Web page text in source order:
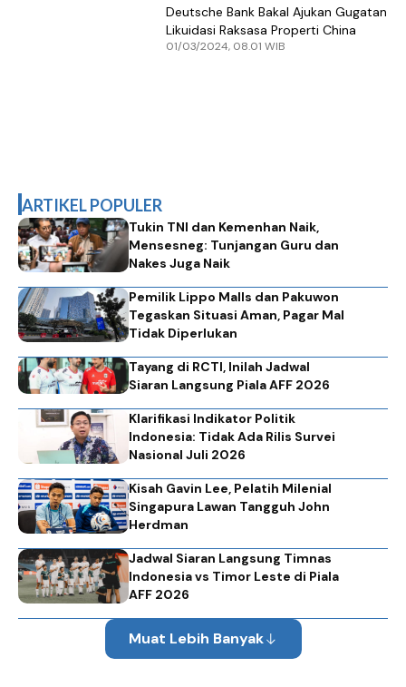
Deutsche Bank Bakal Ajukan Gugatan
Likuidasi Raksasa Properti China
01/03/2024, 08.01 WIB
ARTIKEL POPULER
Tukin TNI dan Kemenhan Naik,
Mensesneg: Tunjangan Guru dan
Nakes Juga Naik
Pemilik Lippo Malls dan Pakuwon
Tegaskan Situasi Aman, Pagar Mal
Tidak Diperlukan
Tayang di RCTI, Inilah Jadwal
Siaran Langsung Piala AFF 2026
Klarifikasi Indikator Politik
Indonesia: Tidak Ada Rilis Survei
Nasional Juli 2026
Kisah Gavin Lee, Pelatih Milenial
Singapura Lawan Tangguh John
Herdman
Jadwal Siaran Langsung Timnas
Indonesia vs Timor Leste di Piala
AFF 2026
Muat Lebih Banyak